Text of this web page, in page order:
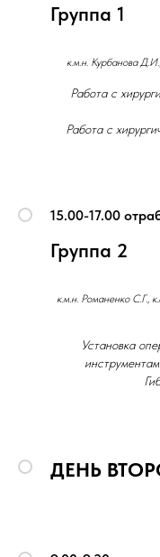
Группа 1
к.м.н. Курбанова
Работа с
Работа с
15.00-17.00
Группа 2
к.м.н. Романенко С.Г.,
Установка
ДЕНЬ